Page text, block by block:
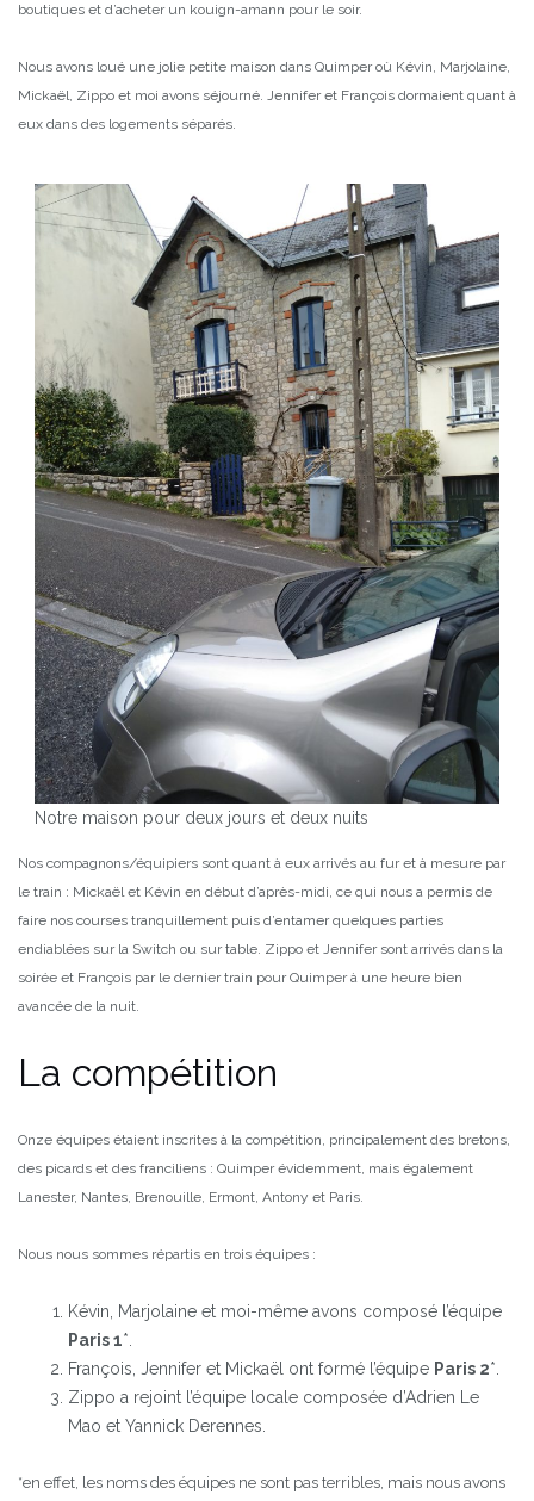
boutiques et d’acheter un kouign-amann pour le soir.
Nous avons loué une jolie petite maison dans Quimper où Kévin, Marjolaine,
Mickaël, Zippo et moi avons séjourné. Jennifer et François dormaient quant à
eux dans des logements séparés.
Notre maison pour deux jours et deux nuits
Nos compagnons/équipiers sont quant à eux arrivés au fur et à mesure par
le train : Mickaël et Kévin en début d’après-midi, ce qui nous a permis de
faire nos courses tranquillement puis d’entamer quelques parties
endiablées sur la Switch ou sur table. Zippo et Jennifer sont arrivés dans la
soirée et François par le dernier train pour Quimper à une heure bien
avancée de la nuit.
La compétition
Onze équipes étaient inscrites à la compétition, principalement des bretons,
des picards et des franciliens : Quimper évidemment, mais également
Lanester, Nantes, Brenouille, Ermont, Antony et Paris.
Nous nous sommes répartis en trois équipes :
Kévin, Marjolaine et moi-même avons composé l’équipe
Paris 1*.
François, Jennifer et Mickaël ont formé l’équipe Paris 2*.
Zippo a rejoint l’équipe locale composée d’Adrien Le
Mao et Yannick Derennes.
*en effet, les noms des équipes ne sont pas terribles, mais nous avons